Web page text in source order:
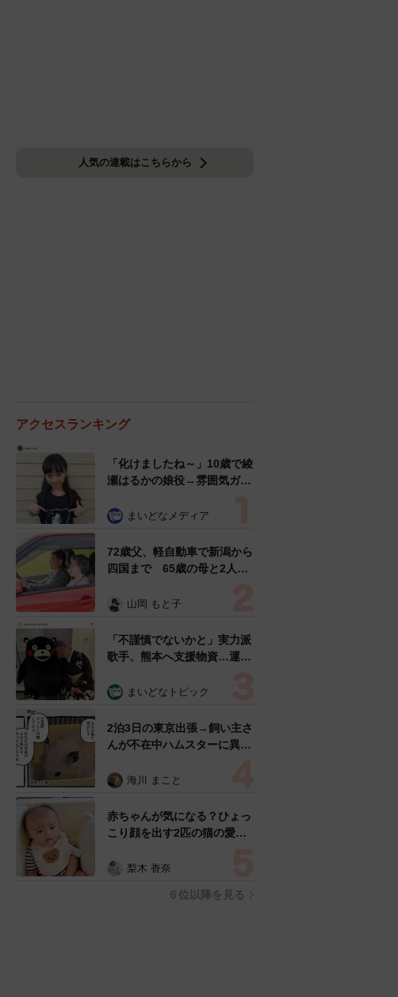
人気の連載はこちらから
アクセスランキング
「化けましたね～」10歳で綾
瀬はるかの娘役→雰囲気ガラ
雰囲気が」「宝塚に入れそ
まいどなメディア
72歳父、軽自動車で新潟から
四国まで 65歳の母と2人で
憩まで分刻み… 「大学生で
山岡 もと子
「不謹慎でないかと」実力派
歌手、熊本へ支援物資…運搬
めらい 「痛いほど伝わる」
まいどなトピック
2泊3日の東京出張→飼い主さ
んが不在中ハムスターに異
「急に老けた？」【漫画】
海川 まこと
赤ちゃんが気になる？ひょっ
こり顔を出す2匹の猫の愛ら
わいい構図あります？」「ベ
梨木 香奈
６位以降を見る